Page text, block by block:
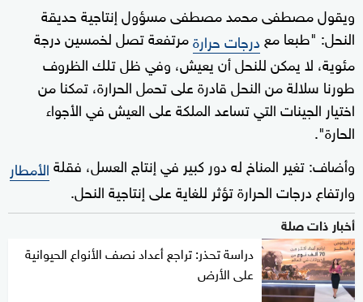
ويقول مصطفى محمد مصطفى مسؤول إنتاجية حديقة
النحل: "طبعا معدرجات حرارةمرتفعة تصل لخمسين درجة
مئوية، لا يمكن للنحل أن يعيش، وفي ظل تلك الظروف
طورنا سلالة من النحل قادرة على تحمل الحرارة، تمكنا من
اختيار الجينات التي تساعد الملكة على العيش في الأجواء
الحارة".
وأضاف: تغير المناخ له دور كبير في إنتاج العسل، فقلةالأمطار
وارتفاع درجات الحرارة تؤثر للغاية على إنتاجية النحل.
أخبار ذات صلة
دراسة تحذر: تراجع أعداد نصف الأنواع الحيوانية
على الأرض